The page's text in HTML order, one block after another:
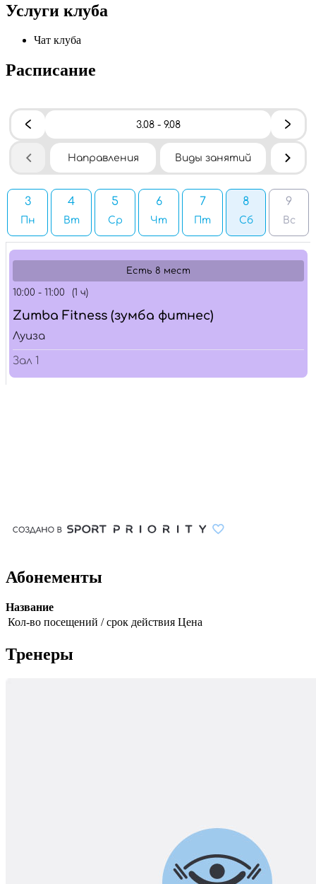
Услуги клуба
Чат клуба
Расписание
Абонементы
Название
Кол-во посещений / срок действия Цена
Тренеры